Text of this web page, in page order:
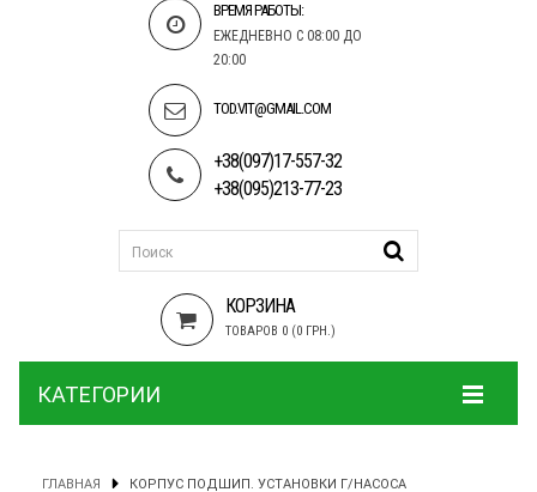
ВРЕМЯ РАБОТЫ:
ЕЖЕДНЕВНО С 08:00 ДО
20:00
TOD.VIT@GMAIL.COM
+38(097)17-557-32
+38(095)213-77-23
КОРЗИНА
ТОВАРОВ 0 (0 ГРН.)
КАТЕГОРИИ
ГЛАВНАЯ КОРПУС ПОДШИП. УСТАНОВКИ Г/НАСОСА